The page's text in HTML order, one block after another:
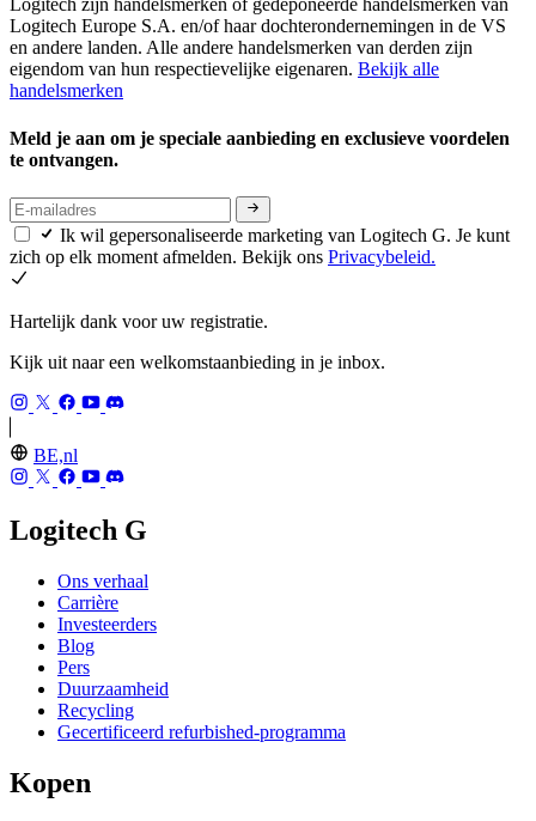
Logitech zijn handelsmerken of gedeponeerde handelsmerken van
Logitech Europe S.A. en/of haar dochterondernemingen in de VS
en andere landen. Alle andere handelsmerken van derden zijn
eigendom van hun respectievelijke eigenaren. Bekijk alle
handelsmerken
Meld je aan om je speciale aanbieding en exclusieve voordelen
te ontvangen.
Ik wil gepersonaliseerde marketing van Logitech G. Je kunt
zich op elk moment afmelden. Bekijk ons Privacybeleid.
Hartelijk dank voor uw registratie.
Kijk uit naar een welkomstaanbieding in je inbox.
BE,nl
Logitech G
Ons verhaal
Carrière
Investeerders
Blog
Pers
Duurzaamheid
Recycling
Gecertificeerd refurbished-programma
Kopen